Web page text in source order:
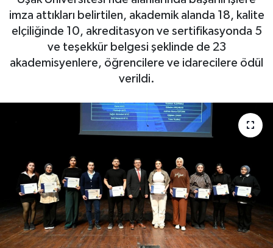
imza attıkları belirtilen, akademik alanda 18, kalite
elçiliğinde 10, akreditasyon ve sertifikasyonda 5
ve teşekkür belgesi şeklinde de 23
akademisyenlere, öğrencilere ve idarecilere ödül
verildi.